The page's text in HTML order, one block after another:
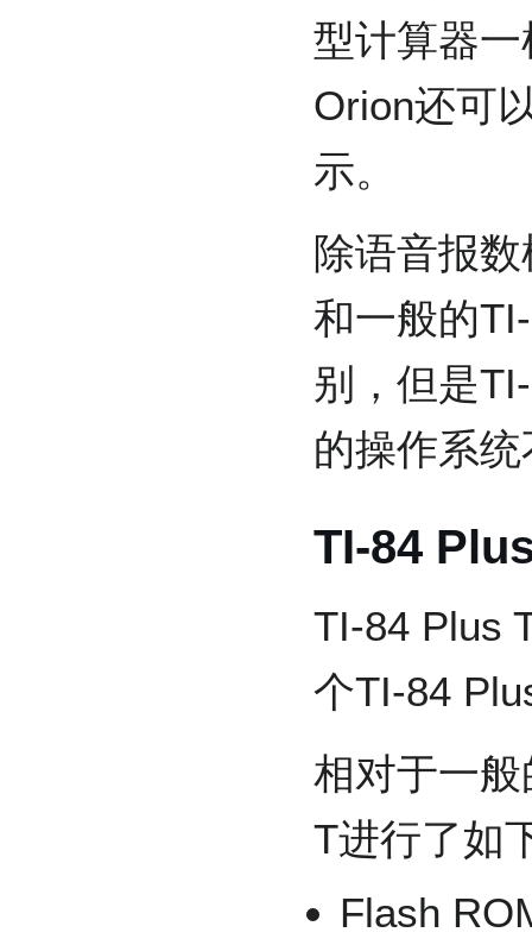
型计算器
Orion还可
示。
除语音报
和一般的
别，但是
的操作系
TI-84
TI-84 Plus
个TI-84
相对于一
T进行了如
Flash